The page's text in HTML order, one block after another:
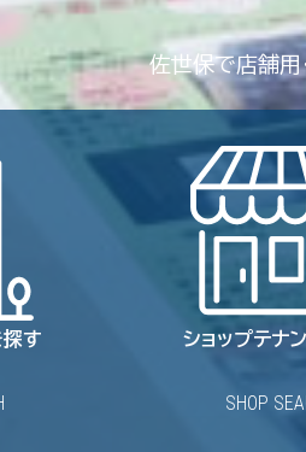
佐世保で店舗用
探す ショップテナ
SHOP